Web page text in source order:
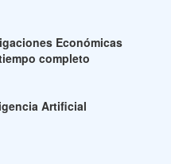
Económicas
completo
Artificial